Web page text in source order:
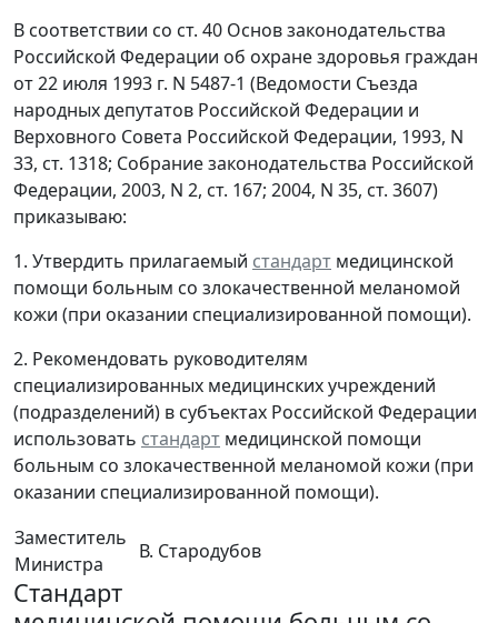
В соответствии со ст. 40 Основ законодательства
Российской Федерации об охране здоровья граждан
от 22 июля 1993 г. N 5487-1 (Ведомости Съезда
народных депутатов Российской Федерации и
Верховного Совета Российской Федерации, 1993, N
33, ст. 1318; Собрание законодательства Российской
Федерации, 2003, N 2, ст. 167; 2004, N 35, ст. 3607)
приказываю:
1. Утвердить прилагаемый стандарт медицинской
помощи больным со злокачественной меланомой
кожи (при оказании специализированной помощи).
2. Рекомендовать руководителям
специализированных медицинских учреждений
(подразделений) в субъектах Российской Федерации
использовать стандарт медицинской помощи
больным со злокачественной меланомой кожи (при
оказании специализированной помощи).
Заместитель
Министра
В. Стародубов
Стандарт